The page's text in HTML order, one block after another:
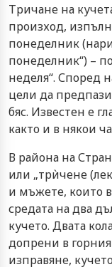
Тричане на
произход,
понеделник
понеделник“) –
неделя“. Според
цели да
бяс. Известен е
както и в някои
В района на
или „трѝчене
и мъжете, които
средата на два
кучето. Двата
допрени в
изправяне,